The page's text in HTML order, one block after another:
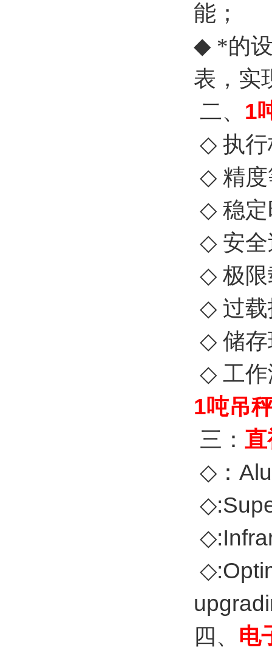
能；
◆ *的
表，实
二、 1
◇ 执
◇ 精
◇ 稳
◇ 安
◇ 极
◇ 过
◇ 储
◇ 工
1吨吊
三：
◇：
◇
◇
◇
四、 电